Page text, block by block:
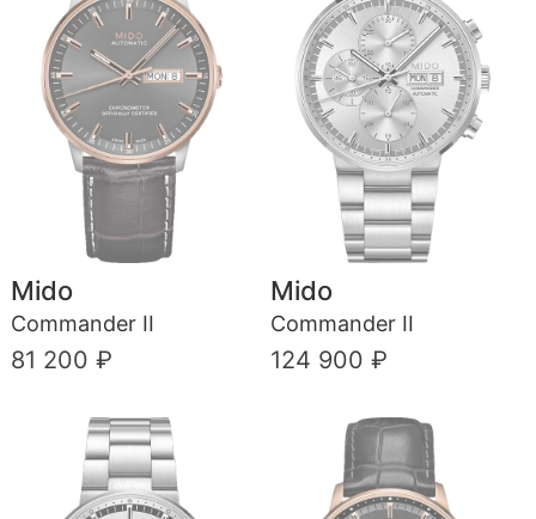
Mido
Commander II
81 200 ₽
Mido
Commander II
124 900 ₽